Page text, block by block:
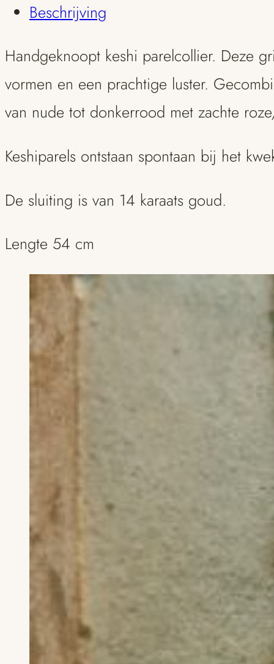
Beschrijving
Handgeknoopt keshi parelcollier. Deze
vormen en een prachtige luster.
van nude tot donkerrood met zachte
Keshiparels ontstaan spontaan bij het
De sluiting is van 14 karaats goud.
Lengte 54 cm